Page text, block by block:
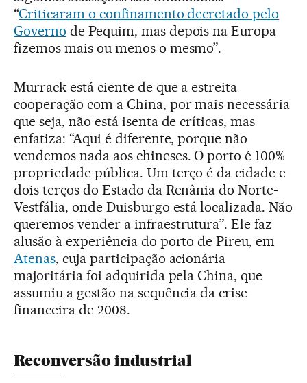
“Criticaram o confinamento decretado pelo
Governo de Pequim, mas depois na Europa
fizemos mais ou menos o mesmo”.
Murrack está ciente de que a estreita
cooperação com a China, por mais necessária
que seja, não está isenta de críticas, mas
enfatiza: “Aqui é diferente, porque não
vendemos nada aos chineses. O porto é 100%
propriedade pública. Um terço é da cidade e
dois terços do Estado da Renânia do Norte-
Vestfália, onde Duisburgo está localizada. Não
queremos vender a infraestrutura”. Ele faz
alusão à experiência do porto de Pireu, em
Atenas, cuja participação acionária
majoritária foi adquirida pela China, que
assumiu a gestão na sequência da crise
financeira de 2008.
Reconversão industrial